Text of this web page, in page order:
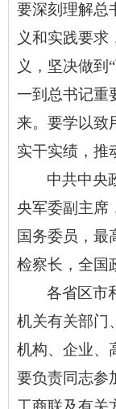
要深刻理解总
义和实践要求
义，坚决做到
一到总书记重
来。要学以致
实干实绩，推
中共中央
央军委副主席
国务委员，最
检察长，全国
各省区市
机关有关部门
机构、企业、
要负责同志参